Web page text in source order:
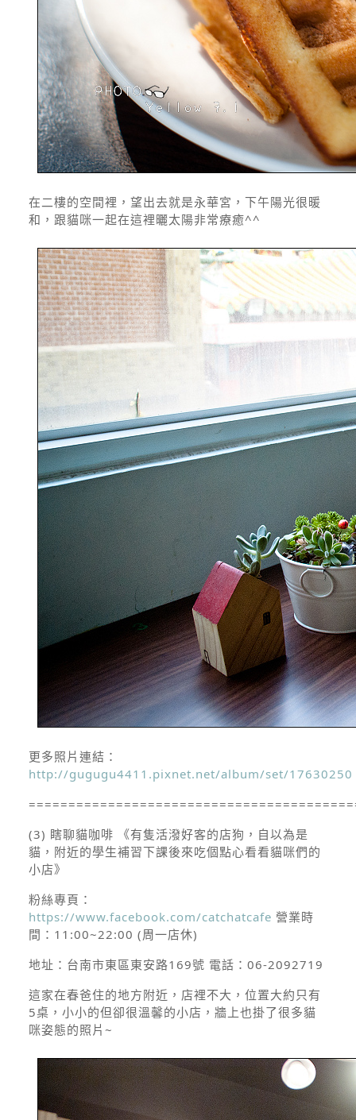
在二樓的空間裡，望出去就是永華宮，下午陽光很暖
和，跟貓咪一起在這裡曬太陽非常療癒^^
更多照片連結：
http://gugugu4411.pixnet.net/album/set/17630250
(3) 瞎聊貓咖啡 《有隻活潑好客的店狗，自以為是
貓，附近的學生補習下課後來吃個點心看看貓咪們的
小店》
粉絲專頁：
https://www.facebook.com/catchatcafe 營業時
間： 11:00~22:00 (周一店休)
地址： 台南市東區東安路169號 電話： 06-2092719
這家在春爸住的地方附近，店裡不大，位置大約只有
5桌，小小的但卻很溫馨的小店，牆上也掛了很多貓
咪姿態的照片~